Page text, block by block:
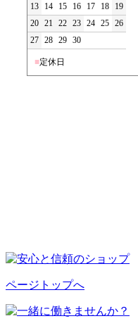
13
14 15 16 17 18
19
20 21 22 23 24 25 26
27 28 29 30
■定休日
ページトップへ